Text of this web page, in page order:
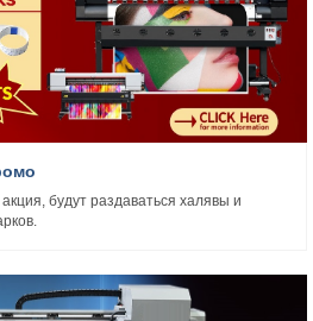
будут раздаваться халявы и